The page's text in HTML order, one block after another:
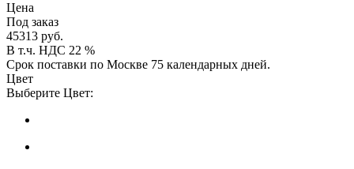
Цена
Под заказ
45313 руб.
В т.ч. НДС 22 %
Срок поставки по Москве 75 календарных дней.
Цвет
Выберите Цвет: